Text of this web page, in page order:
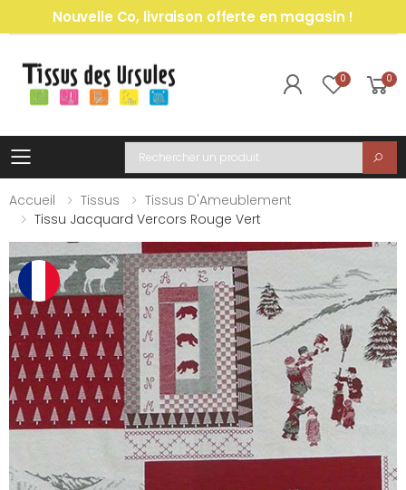
Nouvelle Co, livraison offerte en magasin !
0 0
Toggle mobile menu
Recherche
Accueil
Tissus
Tissus D'Ameublement
Tissu Jacquard Vercors Rouge Vert